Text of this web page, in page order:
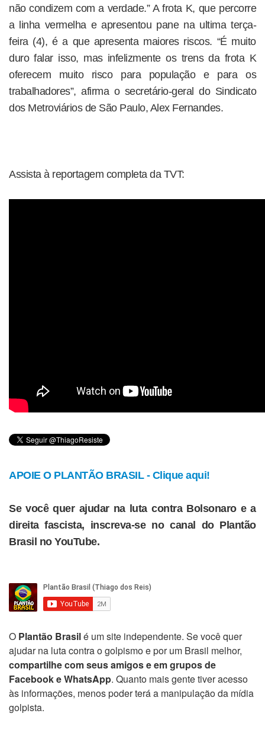
não condizem com a verdade.” A frota K, que percorre
a linha vermelha e apresentou pane na ultima terça-
feira (4), é a que apresenta maiores riscos. “É muito
duro falar isso, mas infelizmente os trens da frota K
oferecem muito risco para população e para os
trabalhadores”, afirma o secretário-geral do Sindicato
dos Metroviários de São Paulo, Alex Fernandes.
Assista à reportagem completa da TVT:
APOIE O PLANTÃO BRASIL - Clique aqui!
Se você quer ajudar na luta contra Bolsonaro e a
direita fascista, inscreva-se no canal do Plantão
Brasil no YouTube.
O Plantão Brasilé um site independente. Se você quer
ajudar na luta contra o golpismo e por um Brasil melhor,
compartilhe com seus amigos e em grupos de
Facebook e WhatsApp. Quanto mais gente tiver acesso
às informações, menos poder terá a manipulação da mídia
golpista.